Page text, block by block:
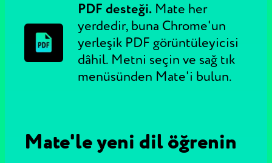
PDF desteği. Mate her
yerdedir, buna Chrome'un
yerleşik PDF görüntüleyicisi
dâhil. Metni seçin ve sağ tık
menüsünden Mate'i bulun.
Mate'le yeni dil öğrenin